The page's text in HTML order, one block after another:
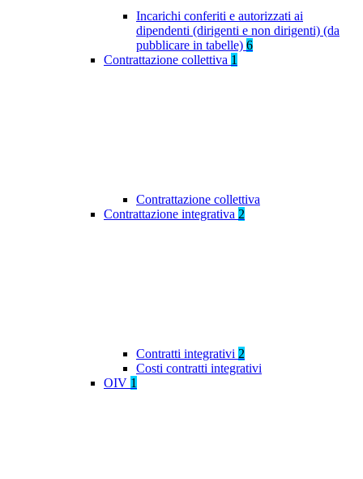
Incarichi conferiti e autorizzati ai
dipendenti (dirigenti e non dirigenti) (da
pubblicare in tabelle) 6
Contrattazione collettiva 1
Contrattazione collettiva
Contrattazione integrativa 2
Contratti integrativi 2
Costi contratti integrativi
OIV 1